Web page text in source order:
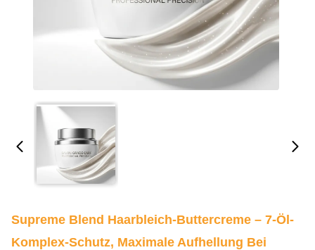
Supreme Blend Haarbleich-Buttercreme – 7-Öl-
Komplex-Schutz, Maximale Aufhellung Bei